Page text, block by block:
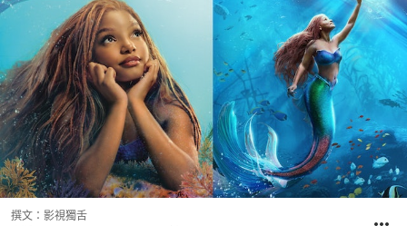
撰文： 影視獨舌